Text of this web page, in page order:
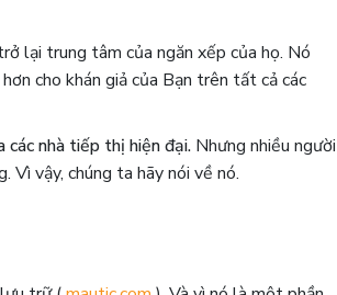
lại trung tâm của ngăn xếp của họ. Nó
cho khán giả của Bạn trên tất cả các
nhà tiếp thị hiện đại. Nhưng nhiều người
Vì vậy, chúng ta hãy nói về nó.